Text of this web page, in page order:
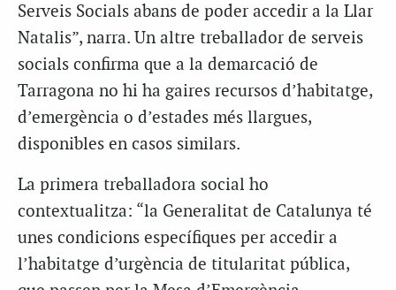
Serveis Socials abans de poder accedir a la Llar
Natalis”, narra. Un altre treballador de serveis
socials confirma que a la demarcació de
Tarragona no hi ha gaires recursos d’habitatge,
d’emergència o d’estades més llargues,
disponibles en casos similars.
La primera treballadora social ho
contextualitza: “la Generalitat de Catalunya té
unes condicions específiques per accedir a
l’habitatge d’urgència de titularitat pública,